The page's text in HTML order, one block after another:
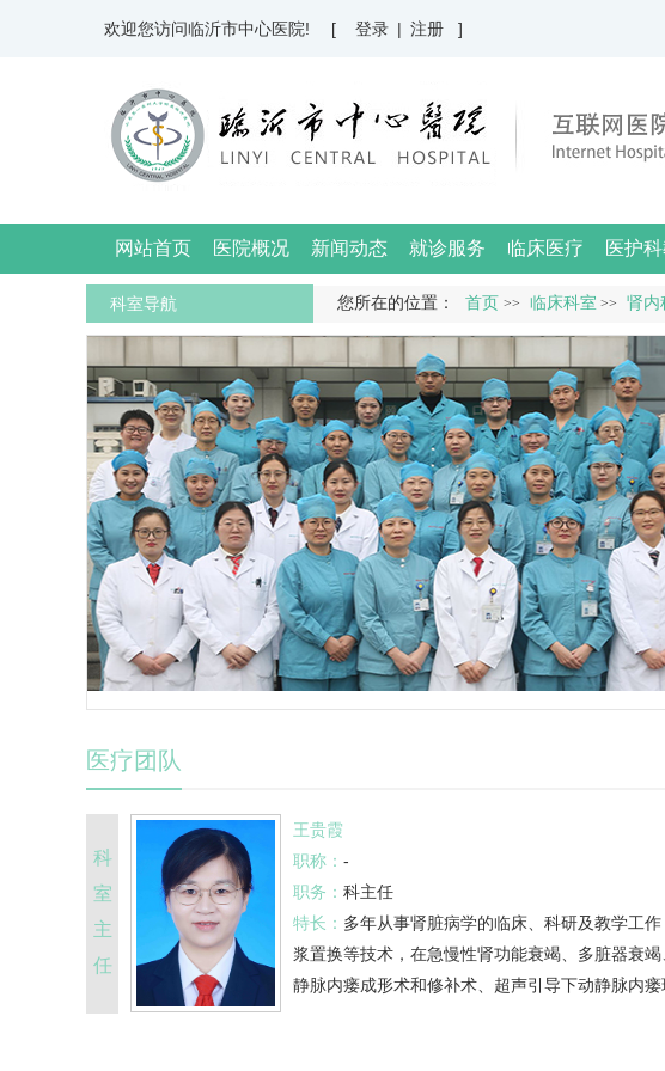
欢迎您访问临沂市中心医院! [ 登录 | 注册 ]
网站首页 医院概况 新闻动态 就诊服务 临床医疗 医护
您所在的位置： 首页 >> 临床科室 >> 肾内
科室导航
医疗团队
科
室
主
任
王贵霞
职称： -
职务： 科主任
特长： 多年从事肾脏病学的临床、科研及教学工
浆置换等技术，在急慢性肾功能衰竭、多脏器衰
静脉内瘘成形术和修补术、超声引导下动静脉内瘘